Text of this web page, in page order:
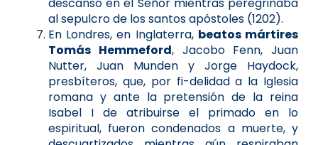
al sepulcro de los santos apóstoles (1202).
En Londres, en Inglaterra, beatos mártires
Tomás Hemmeford, Jacobo Fenn, Juan
Nutter, Juan Munden y Jorge Haydock,
presbíteros, que, por fi-delidad a la Iglesia
romana y ante la pretensión de la reina
Isabel I de atribuirse el primado en lo
espiritual, fueron condenados a muerte, y